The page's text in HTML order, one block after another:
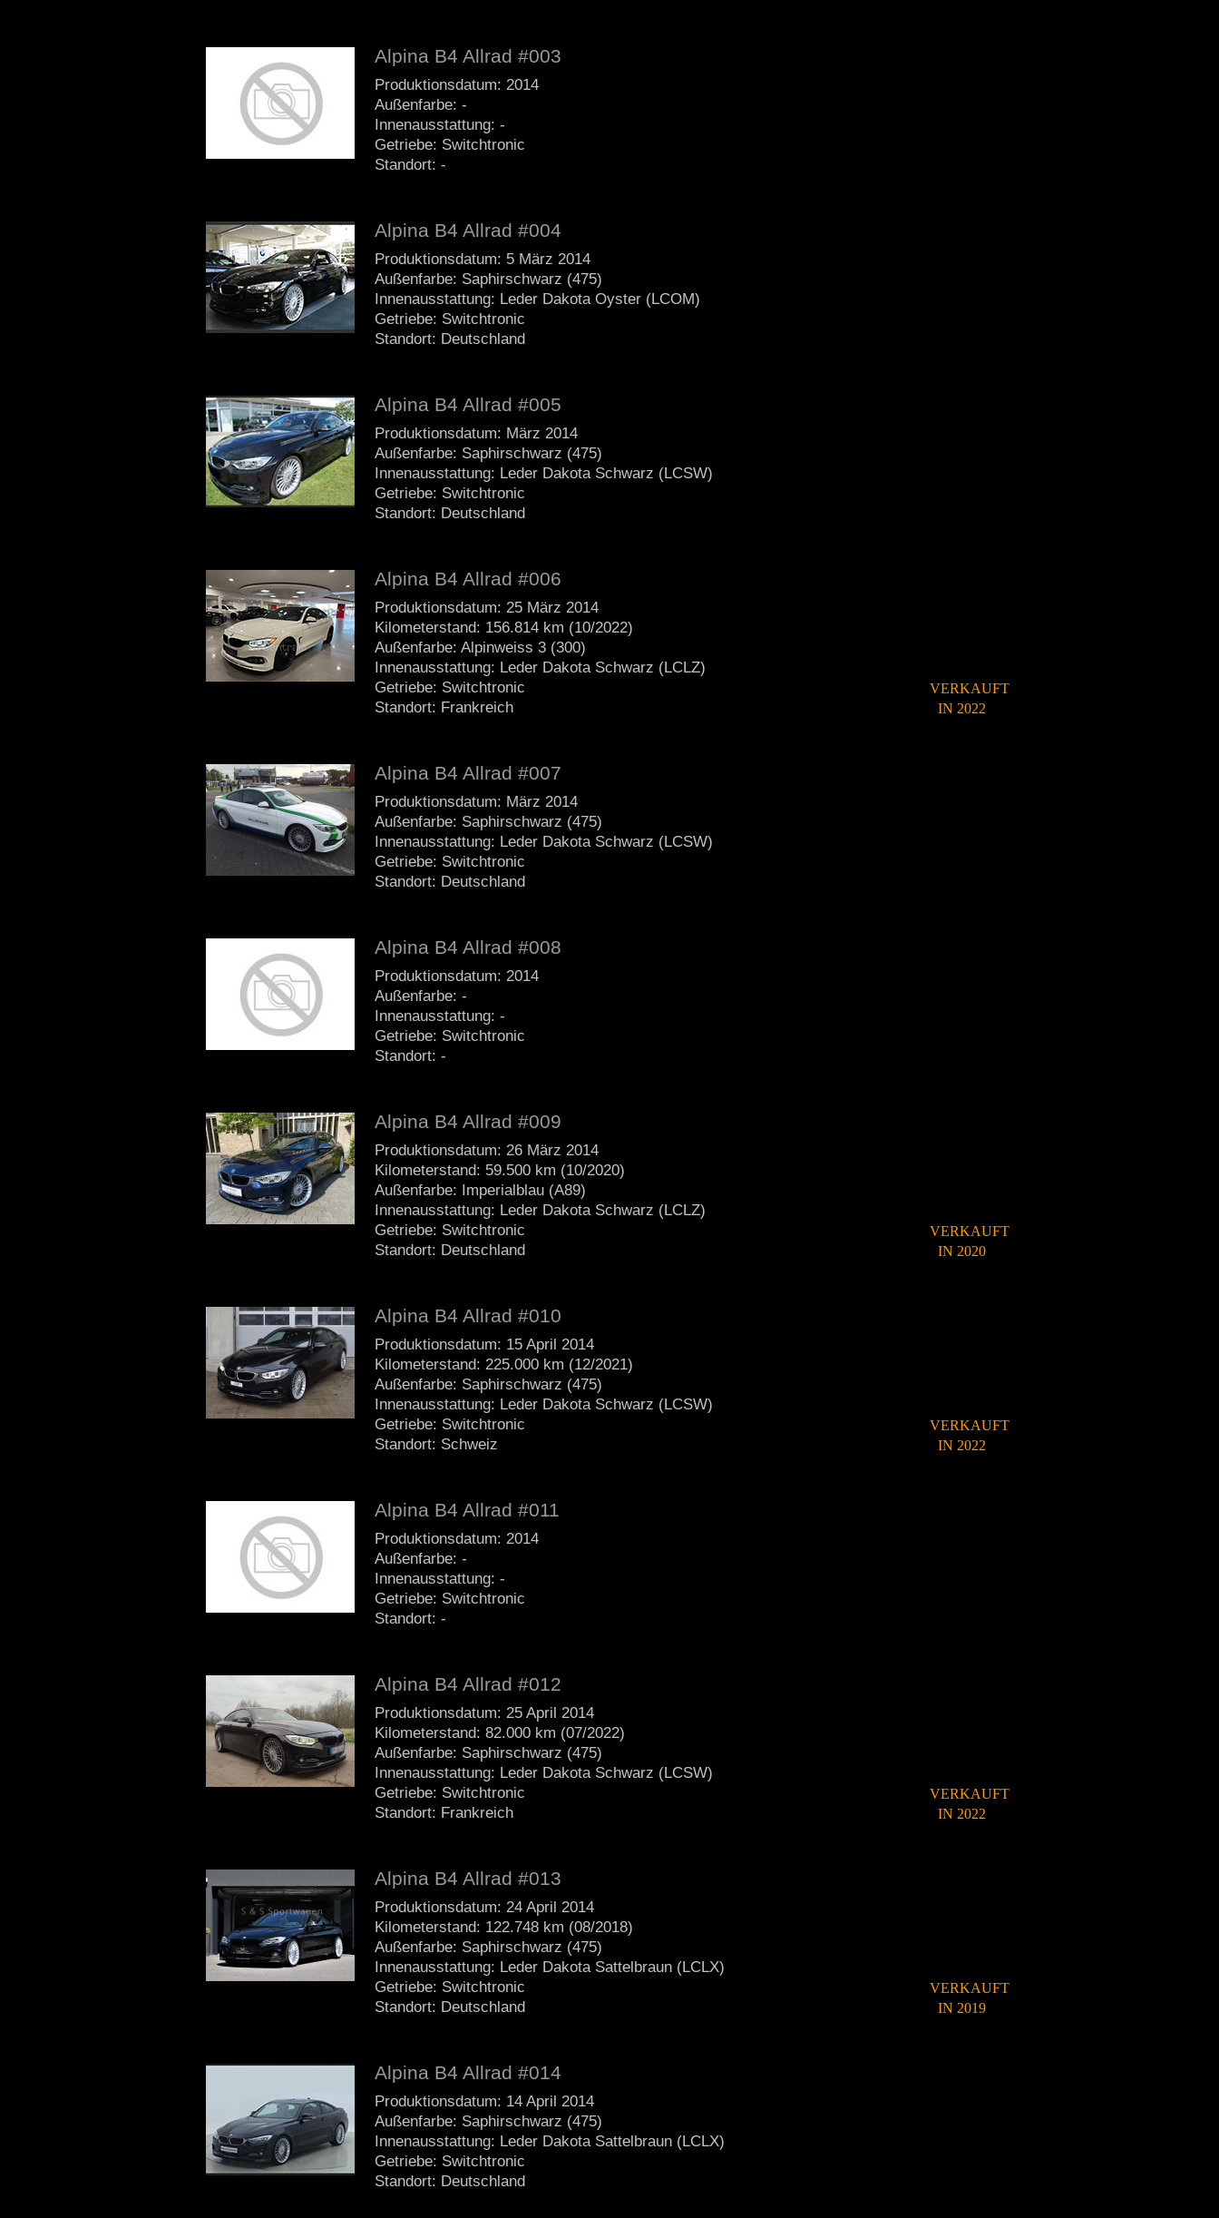
Alpina B4 Allrad #003
Produktionsdatum: 2014
Außenfarbe: -
Innenausstattung: -
Getriebe: Switchtronic
Standort: -
Alpina B4 Allrad #004
Produktionsdatum: 5 März 2014
Außenfarbe: Saphirschwarz (475)
Innenausstattung: Leder Dakota Oyster (LCOM)
Getriebe: Switchtronic
Standort: Deutschland
Alpina B4 Allrad #005
Produktionsdatum: März 2014
Außenfarbe: Saphirschwarz (475)
Innenausstattung: Leder Dakota Schwarz (LCSW)
Getriebe: Switchtronic
Standort: Deutschland
Alpina B4 Allrad #006
Produktionsdatum: 25 März 2014
Kilometerstand: 156.814 km (10/2022)
Außenfarbe: Alpinweiss 3 (300)
Innenausstattung: Leder Dakota Schwarz (LCLZ)
Getriebe: Switchtronic
Standort: Frankreich
VERKAUFT
IN 2022
Alpina B4 Allrad #007
Produktionsdatum: März 2014
Außenfarbe: Saphirschwarz (475)
Innenausstattung: Leder Dakota Schwarz (LCSW)
Getriebe: Switchtronic
Standort: Deutschland
Alpina B4 Allrad #008
Produktionsdatum: 2014
Außenfarbe: -
Innenausstattung: -
Getriebe: Switchtronic
Standort: -
Alpina B4 Allrad #009
Produktionsdatum: 26 März 2014
Kilometerstand: 59.500 km (10/2020)
Außenfarbe: Imperialblau (A89)
Innenausstattung: Leder Dakota Schwarz (LCLZ)
Getriebe: Switchtronic
Standort: Deutschland
VERKAUFT
IN 2020
Alpina B4 Allrad #010
Produktionsdatum: 15 April 2014
Kilometerstand: 225.000 km (12/2021)
Außenfarbe: Saphirschwarz (475)
Innenausstattung: Leder Dakota Schwarz (LCSW)
Getriebe: Switchtronic
Standort: Schweiz
VERKAUFT
IN 2022
Alpina B4 Allrad #011
Produktionsdatum: 2014
Außenfarbe: -
Innenausstattung: -
Getriebe: Switchtronic
Standort: -
Alpina B4 Allrad #012
Produktionsdatum: 25 April 2014
Kilometerstand: 82.000 km (07/2022)
Außenfarbe: Saphirschwarz (475)
Innenausstattung: Leder Dakota Schwarz (LCSW)
Getriebe: Switchtronic
Standort: Frankreich
VERKAUFT
IN 2022
Alpina B4 Allrad #013
Produktionsdatum: 24 April 2014
Kilometerstand: 122.748 km (08/2018)
Außenfarbe: Saphirschwarz (475)
Innenausstattung: Leder Dakota Sattelbraun (LCLX)
Getriebe: Switchtronic
Standort: Deutschland
VERKAUFT
IN 2019
Alpina B4 Allrad #014
Produktionsdatum: 14 April 2014
Außenfarbe: Saphirschwarz (475)
Innenausstattung: Leder Dakota Sattelbraun (LCLX)
Getriebe: Switchtronic
Standort: Deutschland